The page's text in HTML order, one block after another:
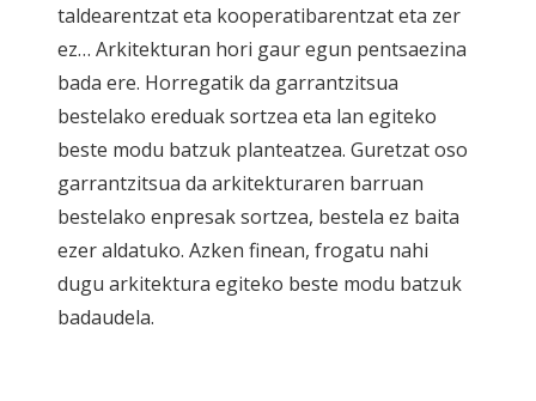
taldearentzat eta kooperatibarentzat eta zer
ez… Arkitekturan hori gaur egun pentsaezina
bada ere. Horregatik da garrantzitsua
bestelako ereduak sortzea eta lan egiteko
beste modu batzuk planteatzea. Guretzat oso
garrantzitsua da arkitekturaren barruan
bestelako enpresak sortzea, bestela ez baita
ezer aldatuko. Azken finean, frogatu nahi
dugu arkitektura egiteko beste modu batzuk
badaudela.